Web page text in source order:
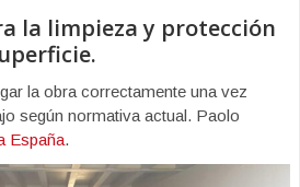
la limpieza y protección
la obra correctamente una vez
según normativa actual. Paolo
España.